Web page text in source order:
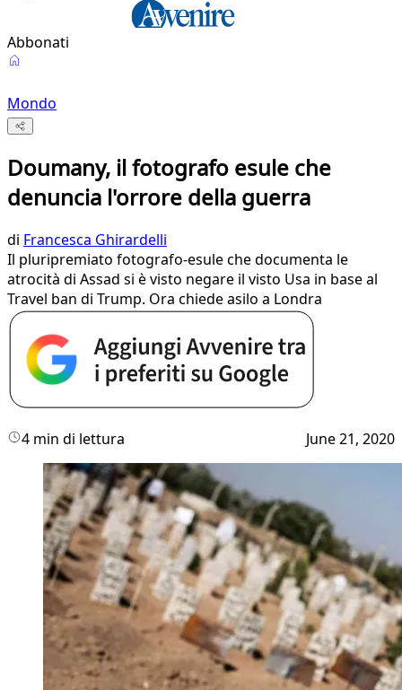
Abbonati
Mondo
Doumany, il fotografo esule che
denuncia l'orrore della guerra
di Francesca Ghirardelli
Il pluripremiato fotografo-esule che documenta le
atrocità di Assad si è visto negare il visto Usa in base al
Travel ban di Trump. Ora chiede asilo a Londra
4 min di lettura June 21, 2020